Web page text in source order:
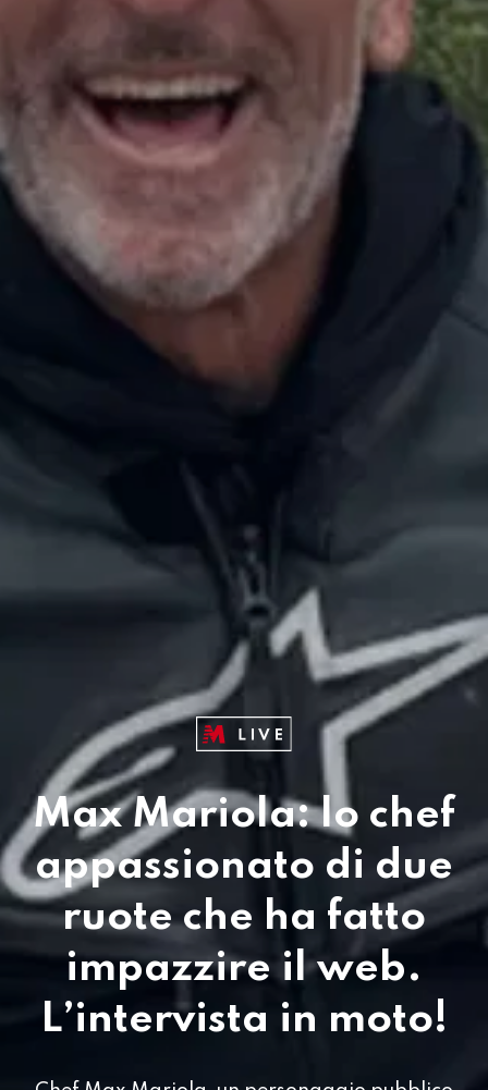
Max Mariola: lo chef
appassionato di due
ruote che ha fatto
impazzire il web.
L’intervista in moto!